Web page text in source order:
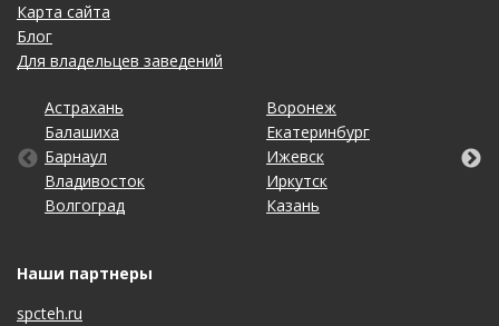
Карта сайта
Блог
Для владельцев заведений
Астрахань
Балашиха
Барнаул
Владивосток
Волгоград
Воронеж
Екатеринбург
Ижевск
Иркутск
Казань
Калининград
Кемерово
Киров
Краснодар
Красноярск
Липецк
Махачкала
Набережные Челны
Нижний Новгород
Новосибирск
Омск
Оренбург
Пенза
Пермь
Ростов-на-Дону
Рязань
Самара
Санкт-Петербург
Саратов
Ставрополь
Тольятти
Томск
Тула
Тюмень
Ульяновск
Уфа
Хабаровск
Чебоксары
Челябинск
Ярославль
Наши партнеры
spcteh.ru